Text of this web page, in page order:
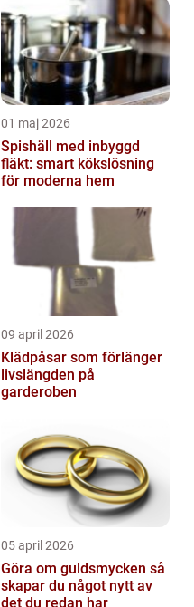
01 maj 2026
Spishäll med inbyggd
fläkt: smart kökslösning
för moderna hem
09 april 2026
Klädpåsar som förlänger
livslängden på
garderoben
05 april 2026
Göra om guldsmycken så
skapar du något nytt av
det du redan har